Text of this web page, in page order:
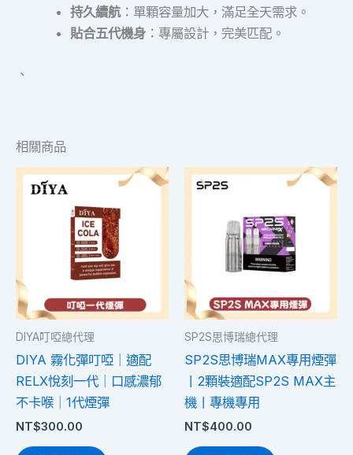
持久續航：單顆容量加大，滿足全天需求。
貼合五代機身 ：專屬設計，完美匹配。
、
相關商品
DIYA叮啞總代理
DIYA 霧化彈叮啞｜適配
RELX悅刻一代｜口感濃郁
不卡喉｜1代煙彈
NT$300.00
此
品
有
多
種
款
式。
在
產
品
SP2S思博瑞總代理
SP2S思博瑞MAX專用煙彈
丨2顆裝適配SP2S MAX主
機丨專機專用
NT$400.00
此
品
有
多
款
式。
可
在
產